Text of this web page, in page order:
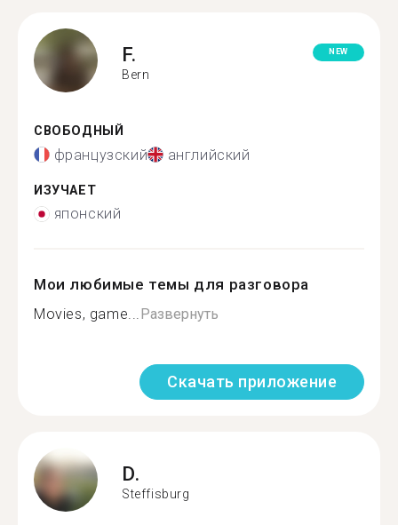
F.
Bern
NEW
СВОБОДНЫЙ
французский английский
ИЗУЧАЕТ
японский
Мои любимые темы для разговора
Movies, game...Развернуть
Скачать приложение
D.
Steffisburg